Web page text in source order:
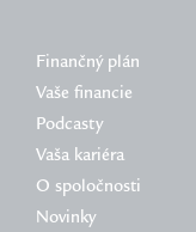
Finančný plán
Vaše financie
Podcasty
Vaša kariéra
O spoločnosti
Novinky